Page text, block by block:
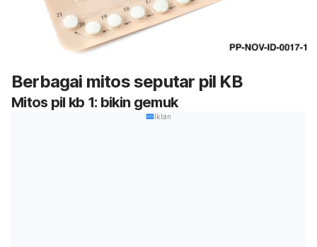
Berbagai mitos seputar pil KB
Mitos pil kb 1: bikin gemuk
Iklan